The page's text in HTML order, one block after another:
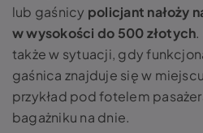
lub gaśnicy policjant nałoży
w wysokości do 500 złotych.
także w sytuacji, gdy
gaśnica znajduje się w
przykład pod fotelem
bagażniku na dnie.